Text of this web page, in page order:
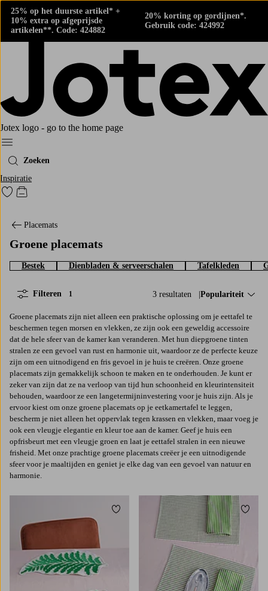
25% op het duurste artikel* +
10% extra op afgeprijsde
artikelen**. Code: 424882
20% korting op gordijnen*.
Gebruik code: 424992
Jotex logo - go to the home page
Menu
Zoeken
Inspiratie
Ga naar favoriet gemarkeerde producten
Go to checkout
Placemats
Groene placemats
Bestek Dienbladen & serveerschalen Tafelkleden
3 resultaten Sorteer op:
Populariteit
Filteren 1
Groene placemats zijn niet alleen een praktische oplossing om je eettafel te
beschermen tegen morsen en vlekken, ze zijn ook een geweldig accessoire
dat de hele sfeer van de kamer kan veranderen. Met hun diepgroene tinten
stralen ze een gevoel van rust en harmonie uit, waardoor ze de perfecte keuze
zijn om een uitnodigend en fris gevoel in je huis te creëren. Onze groene
placemats zijn gemakkelijk schoon te maken en te onderhouden. Je kunt er
zeker van zijn dat ze na verloop van tijd hun schoonheid en kleurintensiteit
behouden, waardoor ze een langetermijninvestering voor je huis zijn. Als je
ervoor kiest om onze groene placemats op je eetkamertafel te leggen,
bescherm je niet alleen het oppervlak tegen krassen en vlekken, maar voeg je
ook een vleugje elegantie en kleur toe aan de kamer. Geef je huis een
opfrisbeurt met een vleugje groen en laat je eettafel stralen in een nieuwe
frisheid. Met onze prachtige groene placemats creëer je een uitnodigende
sfeer voor je maaltijden en geniet je elke dag van een gevoel van natuur en
harmonie.
Toevoegen aan favorieten